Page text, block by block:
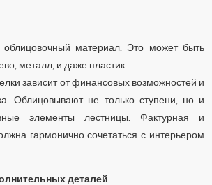
облицовочный материал. Это может быть
металл, и даже пластик.
зависит от финансовых возможностей и
Облицовывают не только ступени, но и
элементы лестницы. Фактурная и
гармонично сочетаться с интерьером
деталей